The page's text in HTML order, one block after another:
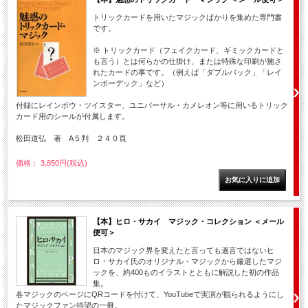
トリックカードを用いたマジックばかりを集めた専門書
です。
※ トリックカード（フェイクカード、ギミックカードと
も言う）とは何らかの仕掛け、または特殊な印刷が施さ
れたカードの事です。（例えば「ダブルバック」「レイ
ンボーデック」など）
付録にレインボウ・ツイスター、ユニバーサル・カメレオン等に用いるトリック
カード用のシールが付属します。
松田道弘 著 A５判 ２４０頁
価格： 3,850円(税込)
【本】ヒロ・サカイ マジック・コレクション ＜メール
便可＞
日本のマジック界を変えたと言っても過言ではないヒ
ロ・サカイ氏のオリジナル・マジックから厳選したマジ
ックを、約400ものイラストとともに解説した初の作品
集。
各マジックのページにQRコードを付けて、YouTubeで実演が観られるようにし
たマジックファン待望の一冊。